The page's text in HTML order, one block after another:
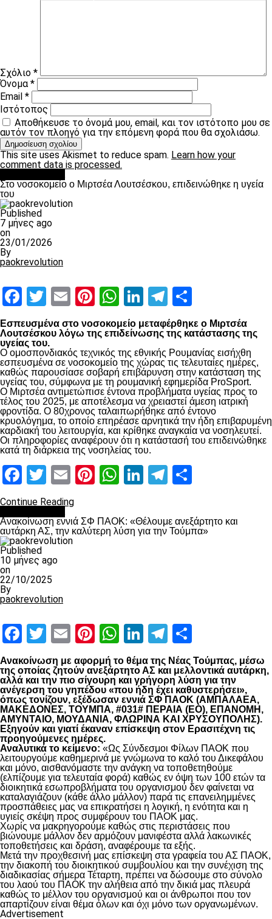
Σχόλιο *
Όνομα*
Email *
Ιστότοπος
Αποθήκευσε το όνομά μου, email, και τον ιστότοπο μου σε
αυτόν τον πλοηγό για την επόμενη φορά που θα σχολιάσω.
This site uses Akismet to reduce spam. Learn how your
comment data is processed.
Στο νοσοκομείο ο Μιρτσέα Λουτσέσκου, επιδεινώθηκε η υγεία
του
Published
7 μήνες ago
on
23/01/2026
By
paokrevolution
Facebook
Twitter
EmailPinterest
WhatsApp
LinkedIn
Telegram
Εσπευσμένα στο νοσοκομείο μεταφέρθηκε ο Μιρτσέα
Λουτσέσκου λόγω της επιδείνωσης της κατάστασης της
υγείας του.
Ο ομοσπονδιακός τεχνικός της εθνικής Ρουμανίας εισήχθη
εσπευσμένα σε νοσοκομείο της χώρας τις τελευταίες ημέρες,
καθώς παρουσίασε σοβαρή επιβάρυνση στην κατάσταση της
υγείας του, σύμφωνα με τη ρουμανική εφημερίδα ProSport.
Ο Μιρτσέα αντιμετώπισε έντονα προβλήματα υγείας προς το
τέλος του 2025, με αποτέλεσμα να χρειαστεί άμεση ιατρική
φροντίδα. Ο 80χρονος ταλαιπωρήθηκε από έντονο
κρυολόγημα, το οποίο επηρέασε αρνητικά την ήδη επιβαρυμένη
καρδιακή του λειτουργία, και κρίθηκε αναγκαία να νοσηλευτεί.
Οι πληροφορίες αναφέρουν ότι η κατάστασή του επιδεινώθηκε
κατά τη διάρκεια της νοσηλείας του.
Facebook
Twitter
EmailPinterest
WhatsApp
LinkedIn
Telegram
Continue Reading
Ανακοίνωση εννιά ΣΦ ΠΑΟΚ: «Θέλουμε ανεξάρτητο και
αυτάρκη ΑΣ, την καλύτερη λύση για την Τούμπα»
Published
10 μήνες ago
on
22/10/2025
By
paokrevolution
Facebook
Twitter
EmailPinterest
WhatsApp
LinkedIn
Telegram
Ανακοίνωση με αφορμή το θέμα της Νέας Τούμπας, μέσω
της οποίας ζητούν ανεξάρτητο ΑΣ και μελλοντικά αυτάρκη,
αλλά και την πιο σίγουρη και γρήγορη λύση για την
ανέγερση του γηπέδου «που ήδη έχει καθυστερήσει»,
όπως τονίζουν, εξέδωσαν εννιά ΣΦ ΠΑΟΚ (ΑΜΠΑΛΑΕΑ,
ΜΑΚΕΔΟΝΕΣ, ΤΟΥΜΠΑ, #031# ΠΕΡΑΙΑ (ΕΟ), ΕΠΑΝΟΜΗ,
ΑΜΥΝΤΑΙΟ, ΜΟΥΔΑΝΙΑ, ΦΛΩΡΙΝΑ ΚΑΙ ΧΡΥΣΟΥΠΟΛΗΣ).
Εξηγούν και γιατί έκαναν επίσκεψη στον Ερασιτέχνη τις
προηγούμενες ημέρες.
Αναλυτικά το κείμενο: «Ως Σύνδεσμοι Φίλων ΠΑΟΚ που
λειτουργούμε καθημερινά με γνώμωνα το καλό του Δικεφάλου
και μόνο, αισθανόμαστε την ανάγκη να τοποθετηθούμε
(ελπίζουμε για τελευταία φορά) καθώς εν όψη των 100 ετών τα
διοικητικά εσωπροβλήματα του οργανισμού δεν φαίνεται να
καταλαγιάζουν (κάθε άλλο μάλλον) παρά τις επανειλημμένες
προσπάθειες μας να επικρατήσει η λογική, η ενότητα και η
υγιείς σκέψη προς συμφέρουν του ΠΑΟΚ μας.
Χωρίς να μακρηγορούμε καθώς στις περιστάσεις που
βιώνουμε μάλλον δεν αρμόζουν μανιφέστα αλλά λακωνικές
τοποθετήσεις και δράση, αναφέρουμε τα εξής.
Μετά την προχθεσινή μας επίσκεψη στα γραφεία του ΑΣ ΠΑΟΚ,
την διακοπή του διοικητικού συμβουλίου και την συνέχιση της
διαδικασίας σήμερα Τέταρτη, πρέπει να δώσουμε στο σύνολο
του λαού του ΠΑΟΚ την αλήθεια από την δικιά μας πλευρά
καθώς το μέλλον του οργανισμού και οι άνθρωποι που τον
απαρτίζουν είναι θέμα όλων και όχι μόνο των οργανωμένων.
Advertisement